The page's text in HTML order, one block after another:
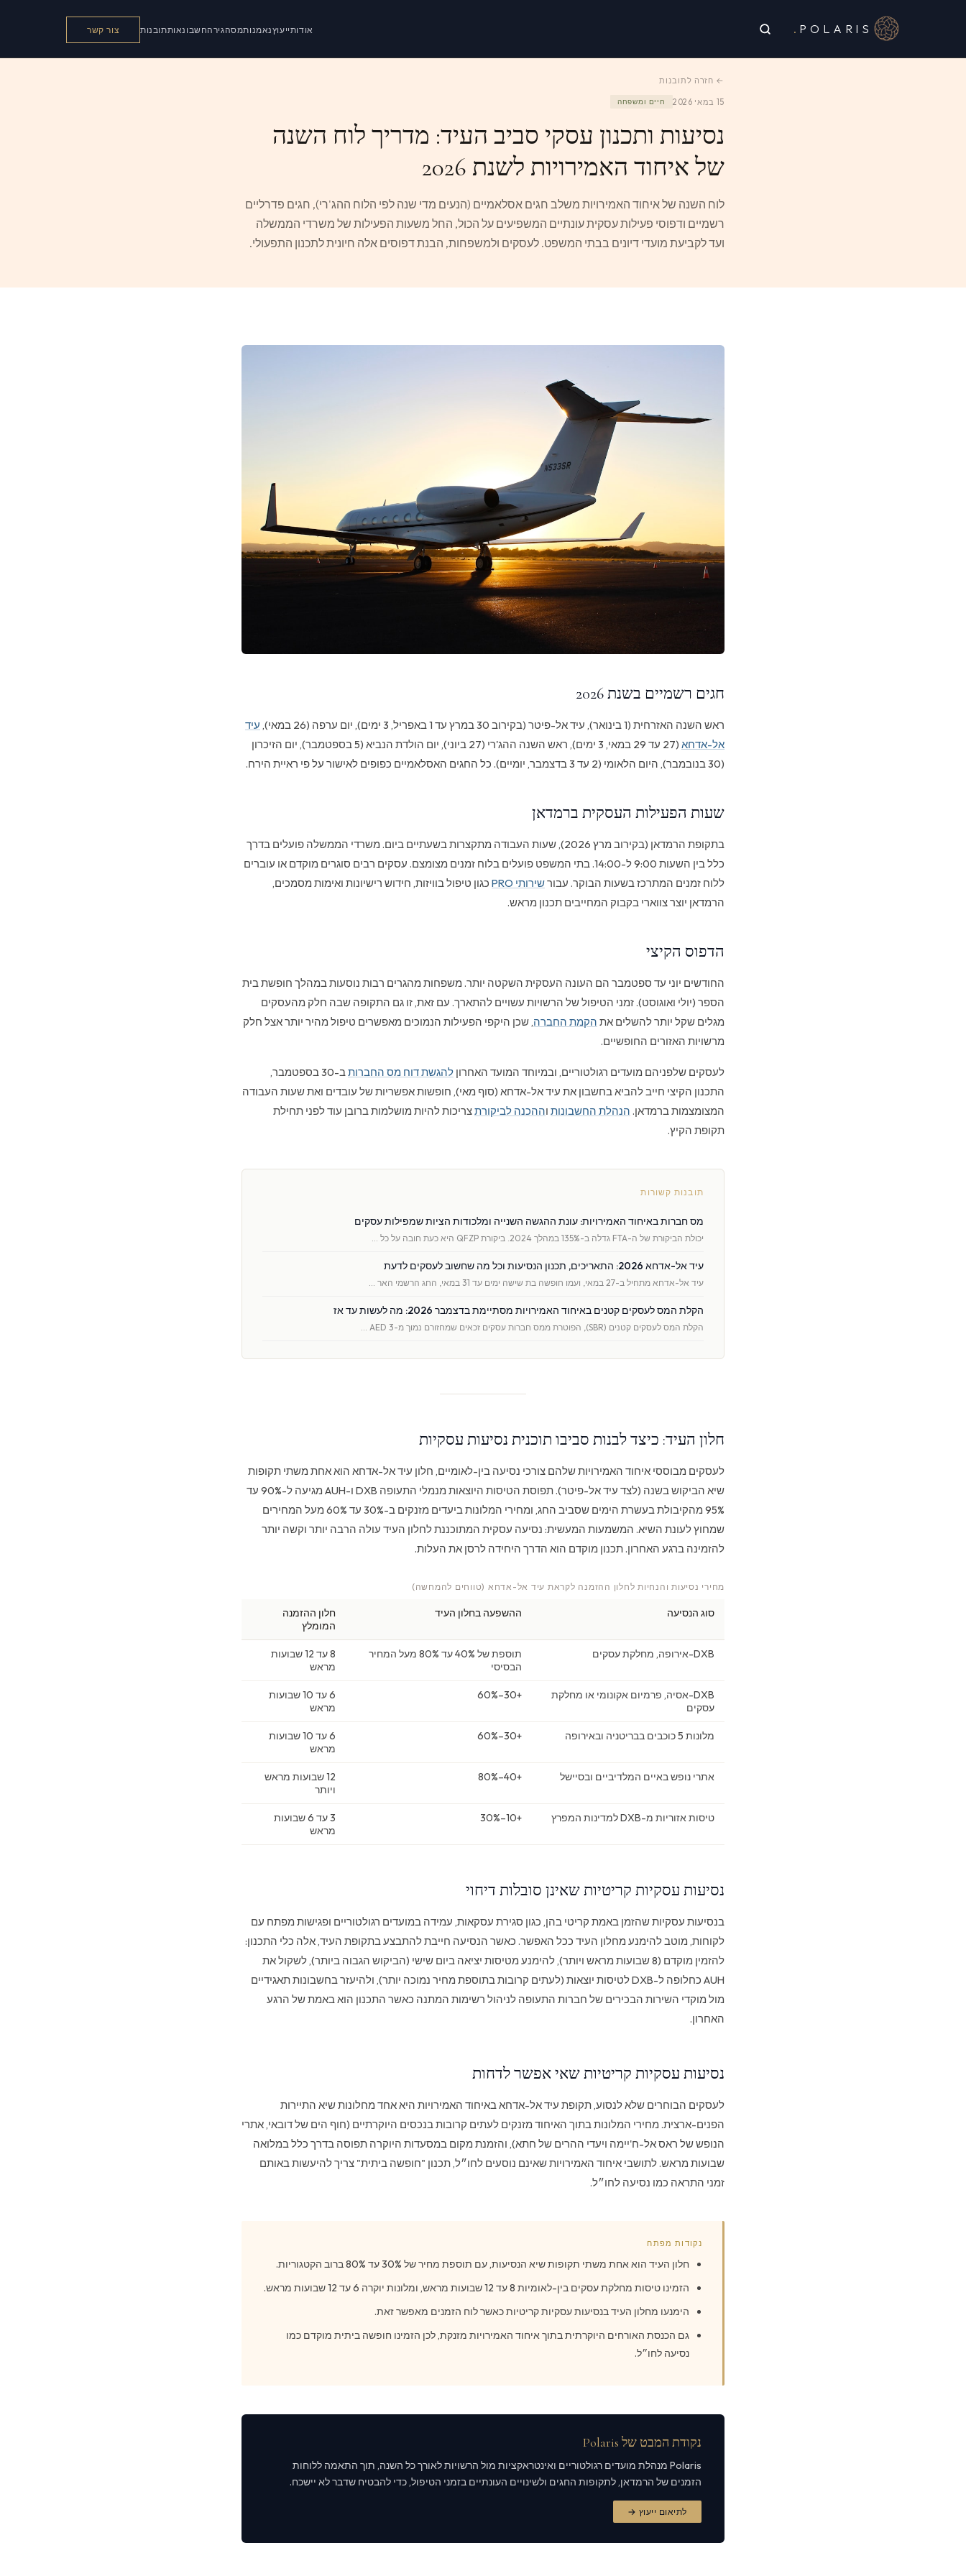
POLARIS
. אודותייעוץנאמנותמסהגירהחשבונאותתובנות צור קשר
← חזרה לתובנות
15 במאי 2026 חיים ומשפחה
נסיעות ותכנון עסקי סביב העיד: מדריך לוח השנה
של איחוד האמירויות לשנת 2026
לוח השנה של איחוד האמירויות משלב חגים אסלאמיים (הנעים מדי שנה לפי הלוח ההג'רי), חגים פדרליים
רשמיים ודפוסי פעילות עסקית עונתיים המשפיעים על הכול, החל משעות הפעילות של משרדי הממשלה
ועד לקביעת מועדי דיונים בבתי המשפט. לעסקים ולמשפחות, הבנת דפוסים אלה חיונית לתכנון התפעולי.
חגים רשמיים בשנת 2026
ראש השנה האזרחית (1 בינואר), עיד אל-פיטר (בקירוב 30 במרץ עד 1 באפריל, 3 ימים), יום ערפה (26 במאי),
עיד
אל-אדחא
(27 עד 29 במאי, 3 ימים), ראש השנה ההג'רי (27 ביוני), יום הולדת הנביא (5 בספטמבר), יום הזיכרון
(30 בנובמבר), היום הלאומי (2 עד 3 בדצמבר, יומיים). כל החגים האסלאמיים כפופים לאישור על פי ראיית הירח.
שעות הפעילות העסקית ברמדאן
בתקופת הרמדאן (בקירוב מרץ 2026), שעות העבודה מתקצרות בשעתיים ביום. משרדי הממשלה פועלים בדרך
כלל בין השעות 9:00 ל-14:00. בתי המשפט פועלים בלוח זמנים מצומצם. עסקים רבים סוגרים מוקדם או עוברים
ללוח זמנים המתרכז בשעות הבוקר. עבורשירותי PRO
כגון טיפול בוויזות, חידוש רישיונות ואימות מסמכים,
הרמדאן יוצר צווארי בקבוק המחייבים תכנון מראש.
הדפוס הקיצי
החודשים יוני עד ספטמבר הם העונה העסקית השקטה יותר. משפחות מהגרים רבות נוסעות במהלך חופשת בית
הספר (יולי ואוגוסט). זמני הטיפול של הרשויות עשויים להתארך. עם זאת, זו גם התקופה שבה חלק מהעסקים
מגלים שקל יותר להשלים את הקמת החברה, שכן היקפי הפעילות הנמוכים מאפשרים טיפול מהיר יותר אצל חלק
מרשויות האזורים החופשיים.
לעסקים שלפניהם מועדים רגולטוריים, ובמיוחד המועד האחרון להגשת דוח מס החברות
ב-30 בספטמבר,
התכנון הקיצי חייב להביא בחשבון את עיד אל-אדחא (סוף מאי), חופשות אפשריות של עובדים ואת שעות העבודה
המצומצמות ברמדאן. הנהלת החשבונות וההכנה לביקורתצריכות להיות מושלמות ברובן עוד לפני תחילת
תקופת הקיץ.
תובנות קשורות
מס חברות באיחוד האמירויות: עונת ההגשה השנייה ומלכודות הציות שמפילות עסקים
יכולת הביקורת של ה-FTA גדלה ב-135% במהלך 2024. ביקורת QFZP היא כעת חובה על כל …
עיד אל-אדחא 2026: התאריכים, תכנון הנסיעות וכל מה שחשוב לעסקים לדעת
עיד אל-אדחא מתחיל ב-27 במאי, ועמו חופשה בת שישה ימים עד 31 במאי, החג הרשמי האר …
הקלת המס לעסקים קטנים באיחוד האמירויות מסתיימת בדצמבר 2026: מה לעשות עד אז
הקלת המס לעסקים קטנים (SBR), הפוטרת ממס חברות עסקים זכאים שמחזורם נמוך מ-AED 3 …
חלון העיד: כיצד לבנות סביבו תוכנית נסיעות עסקיות
לעסקים מבוססי איחוד האמירויות שלהם צורכי נסיעה בין-לאומיים, חלון עיד אל-אדחא הוא אחת משתי תקופות
שיא הביקוש בשנה (לצד עיד אל-פיטר). תפוסת הטיסות היוצאות מנמלי התעופה DXB ו-AUH מגיעה ל-90% עד
95% מהקיבולת בעשרת הימים שסביב החג, ומחירי המלונות ביעדים מזנקים ב-30% עד 60% מעל המחירים
שמחוץ לעונת השיא. המשמעות המעשית: נסיעה עסקית המתוכננת לחלון העיד עולה הרבה יותר וקשה יותר
להזמינה ברגע האחרון. תכנון מוקדם הוא הדרך היחידה לרסן את העלות.
מחירי נסיעות והנחיות לחלון ההזמנה לקראת עיד אל-אדחא (טווחים להמחשה)
סוג הנסיעה ההשפעה בחלון העיד
חלון ההזמנה
המומלץ
DXB-אירופה, מחלקת עסקים
תוספת של 40% עד 80% מעל המחיר
הבסיסי
8 עד 12 שבועות
מראש
DXB-אסיה, פרמיום אקונומי או מחלקת
עסקים
+30–60%
6 עד 10 שבועות
מראש
מלונות 5 כוכבים בבריטניה ובאירופה +30–60%
6 עד 10 שבועות
מראש
אתרי נופש באיים המלדיביים ובסיישל +40–80%
12 שבועות מראש
ויותר
טיסות אזוריות מ-DXB למדינות המפרץ +10–30%
3 עד 6 שבועות
מראש
נסיעות עסקיות קריטיות שאינן סובלות דיחוי
בנסיעות עסקיות שהזמן באמת קריטי בהן, כגון סגירת עסקאות, עמידה במועדים רגולטוריים ופגישות מפתח עם
לקוחות, מוטב להימנע מחלון העיד ככל האפשר. כאשר הנסיעה חייבת להתבצע בתקופת העיד, אלה כלי התכנון:
להזמין מוקדם (8 שבועות מראש ויותר), להימנע מטיסות יציאה ביום שישי (הביקוש הגבוה ביותר), לשקול את
AUH כחלופה ל-DXB לטיסות יוצאות (לעתים קרובות בתוספת מחיר נמוכה יותר), ולהיעזר בחשבונות תאגידיים
מול מוקדי השירות הבכירים של חברות התעופה לניהול רשימות המתנה כאשר התכנון הוא באמת של הרגע
האחרון.
נסיעות עסקיות קריטיות שאי אפשר לדחות
לעסקים הבוחרים שלא לנסוע, תקופת עיד אל-אדחא באיחוד האמירויות היא אחד מחלונות שיא התיירות
הפנים-ארצית. מחירי המלונות בתוך האיחוד מזנקים לעתים קרובות בנכסים היוקרתיים (חוף הים של דובאי, אתרי
הנופש של ראס אל-ח'יימה ויעדי ההרים של חתא), והזמנת מקום במסעדות היוקרה תפוסה בדרך כלל במלואה
שבועות מראש. לתושבי איחוד האמירויות שאינם נוסעים לחו״ל, תכנון "חופשה ביתית" צריך להיעשות באותם
זמני התראה כמו נסיעה לחו״ל.
נקודות מפתח
חלון העיד הוא אחת משתי תקופות שיא הנסיעות, עם תוספת מחיר של 30% עד 80% ברוב הקטגוריות.
הזמינו טיסות מחלקת עסקים בין-לאומיות 8 עד 12 שבועות מראש, ומלונות יוקרה 6 עד 12 שבועות מראש.
הימנעו מחלון העיד בנסיעות עסקיות קריטיות כאשר לוח הזמנים מאפשר זאת.
גם הכנסת האורחים היוקרתית בתוך איחוד האמירויות מזנקת, לכן הזמינו חופשה ביתית מוקדם כמו
נסיעה לחו״ל.
נקודת המבט של Polaris
Polaris מנהלת מועדים רגולטוריים ואינטראקציות מול הרשויות לאורך כל השנה, תוך התאמה ללוחות
הזמנים של הרמדאן, לתקופות החגים ולשינויים העונתיים בזמני הטיפול, כדי להבטיח שדבר לא יישכח.
לתיאום ייעוץ →